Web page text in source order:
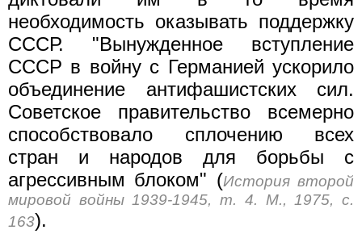
необходимость оказывать поддержку
СССР. "Вынужденное вступление
СССР в войну с Германией ускорило
объединение антифашистских сил.
Советское правительство всемерно
способствовало сплочению всех
стран и народов для борьбы с
агрессивным блоком" (История второй
мировой войны 1939-1945, т. 4. М., 1975, с.
163).